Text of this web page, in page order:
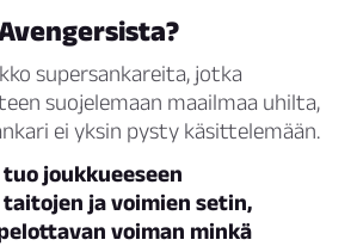
supersankareita, jotka
suojelemaan maailmaa uhilta,
ei yksin pysty käsittelemään.
joukkueeseen
ja voimien setin,
voiman minkä